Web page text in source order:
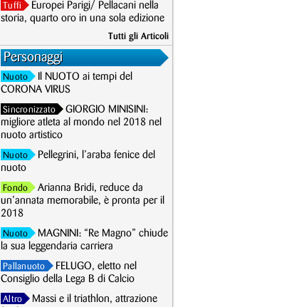
Tuffi
Europei Parigi/ Pellacani nella
storia, quarto oro in una sola edizione
Tutti gli Articoli
Personaggi
Nuoto
Il NUOTO ai tempi del
CORONA VIRUS
Sincronizzato
GIORGIO MINISINI:
migliore atleta al mondo nel 2018 nel
nuoto artistico
Nuoto
Pellegrini, l’araba fenice del
nuoto
Fondo
Arianna Bridi, reduce da
un’annata memorabile, è pronta per il
2018
Nuoto
MAGNINI: “Re Magno” chiude
la sua leggendaria carriera
Pallanuoto
FELUGO, eletto nel
Consiglio della Lega B di Calcio
Altro
Massi e il triathlon, attrazione